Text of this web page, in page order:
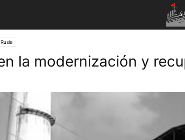
Rusia
la modernización y